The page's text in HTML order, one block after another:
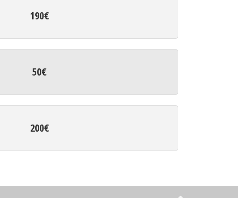
190€
50€
200€